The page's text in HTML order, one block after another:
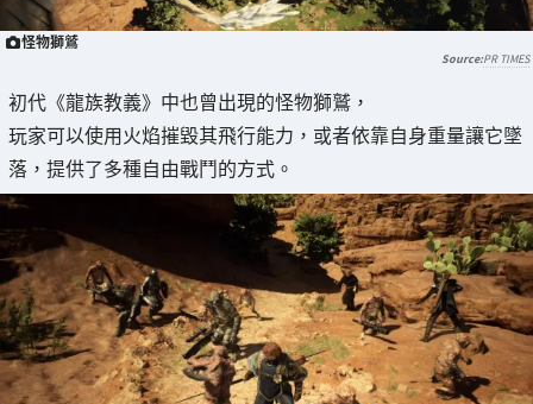
怪物獅鷲
PR TIMES
初代《龍族教義》中也曾出現的怪物獅鷲，
玩家可以使用火焰摧毀其飛行能力，或者依靠自身重量讓它墜
落，提供了多種自由戰鬥的方式。